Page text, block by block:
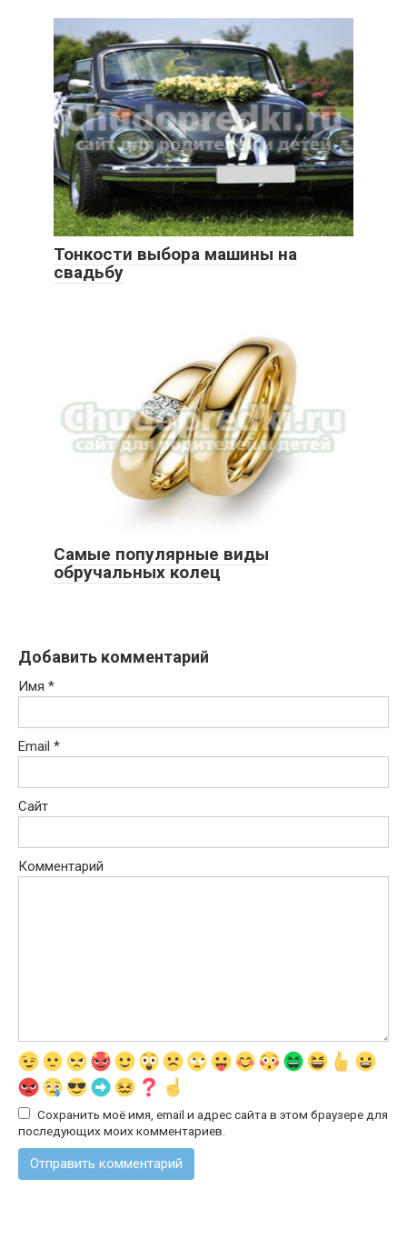
Тонкости выбора машины на
свадьбу
Самые популярные виды
обручальных колец
Добавить комментарий
Имя *
Email *
Сайт
Комментарий
Сохранить моё имя, email и адрес сайта в этом браузере для
последующих моих комментариев.